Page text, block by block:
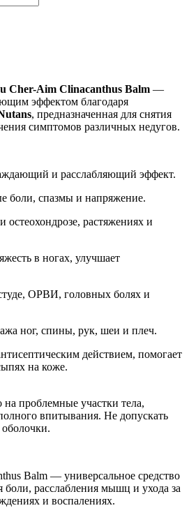
Cher-Aim Clinacanthus Balm —
эффектом благодаря
, предназначенная для снятия
симптомов различных недугов.
и расслабляющий эффект.
боли, спазмы и напряжение.
остеохондрозе, растяжениях и
в ногах, улучшает
ОРВИ, головных болях и
ног, спины, рук, шеи и плеч.
действием, помогает
на коже.
проблемные участки тела,
впитывания. Не допускать
Balm — универсальное средство
боли, расслабления мышц и ухода за
и воспалениях.